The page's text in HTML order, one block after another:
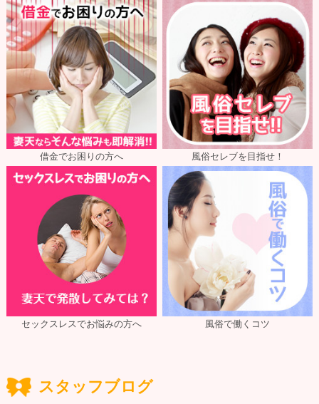
借金でお困りの方へ 風俗セレブを目指せ！
セックスレスでお悩みの方へ 風俗で働くコツ
スタッフブログ